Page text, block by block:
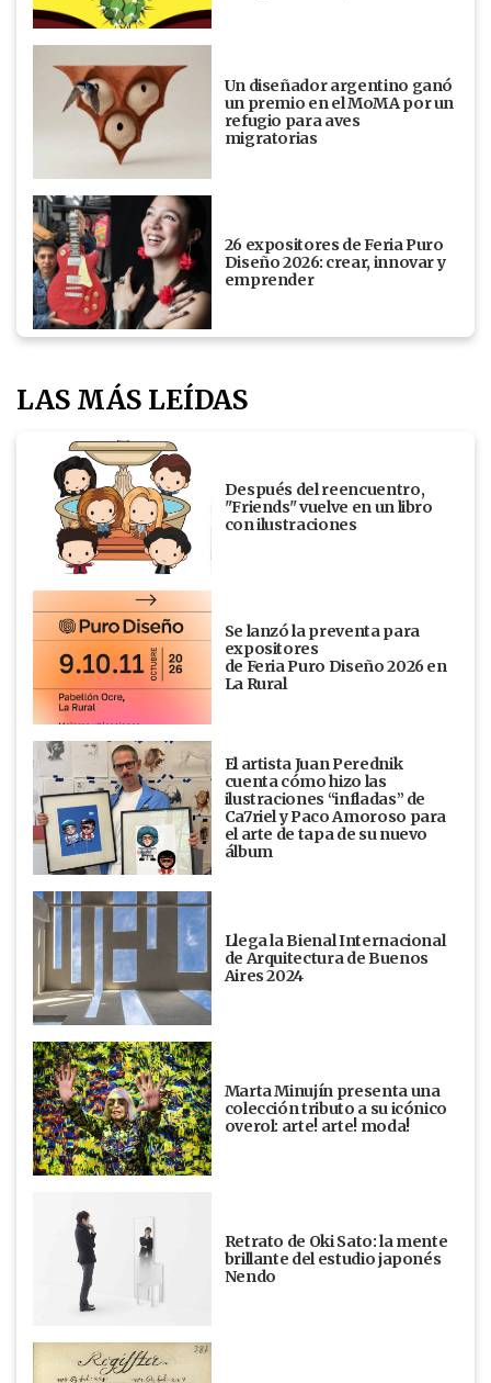
Un diseñador argentino ganó
un premio en el MoMA por un
refugio para aves
migratorias
26 expositores de Feria Puro
Diseño 2026: crear, innovar y
emprender
LAS MÁS LEÍDAS
Después del reencuentro,
"Friends" vuelve en un libro
con ilustraciones
Se lanzó la preventa para
expositores
de Feria Puro Diseño 2026 en
La Rural
El artista Juan Perednik
cuenta cómo hizo las
ilustraciones “infladas” de
Ca7riel y Paco Amoroso para
el arte de tapa de su nuevo
álbum
Llega la Bienal Internacional
de Arquitectura de Buenos
Aires 2024
Marta Minujín presenta una
colección tributo a su icónico
overol: arte! arte! moda!
Retrato de Oki Sato: la mente
brillante del estudio japonés
Nendo